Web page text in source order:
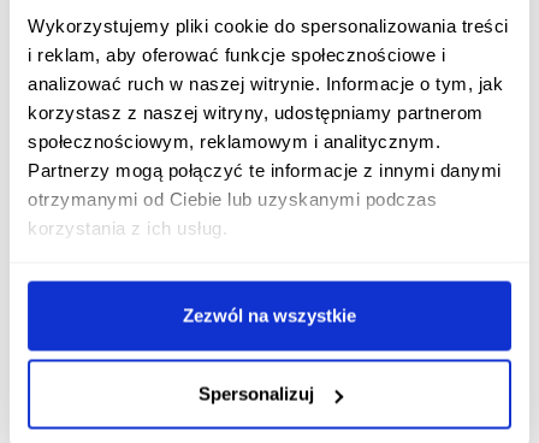
Wykorzystujemy pliki cookie do spersonalizowania treści
i reklam, aby oferować funkcje społecznościowe i
analizować ruch w naszej witrynie. Informacje o tym, jak
korzystasz z naszej witryny, udostępniamy partnerom
społecznościowym, reklamowym i analitycznym.
Partnerzy mogą połączyć te informacje z innymi danymi
otrzymanymi od Ciebie lub uzyskanymi podczas
korzystania z ich usług.
Zezwól na wszystkie
Spersonalizuj
całości w ciągu kilku minut.
Jeśli podczas terapii pacjent zachoruje na ostre
zakażenie dróg oddechowych, nie ma potrzeby
przerywania leczenia.
Rozpocznij konsultację z Broncho-Vaxom
Otrzymaj konsultację lekarską na ten lek bez
Rozpocznij konsultację
Jak dawkować lek u dorosłych?
Dla dorosłych przeznaczony jest preparat Broncho-